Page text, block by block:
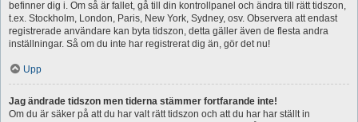
befinner dig i. Om så är fallet, gå till din kontrollpanel och ändra till rätt tidszon,
t.ex. Stockholm, London, Paris, New York, Sydney, osv. Observera att endast
registrerade användare kan byta tidszon, detta gäller även de flesta andra
inställningar. Så om du inte har registrerat dig än, gör det nu!
Upp
Jag ändrade tidszon men tiderna stämmer fortfarande inte!
Om du är säker på att du har valt rätt tidszon och att du har har ställt in